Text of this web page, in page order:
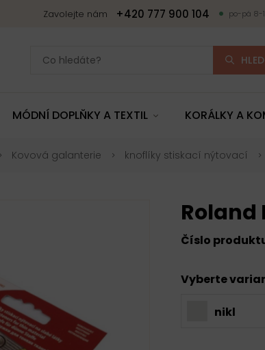
Zavolejte nám +420 777 900 104 po-pá 8-
MÓDNÍ DOPLŇKY A TEXTIL KORÁLKY A
Kovová galanterie knoflíky stiskací nýtovací
Roland
Číslo
Vyberte
nikl